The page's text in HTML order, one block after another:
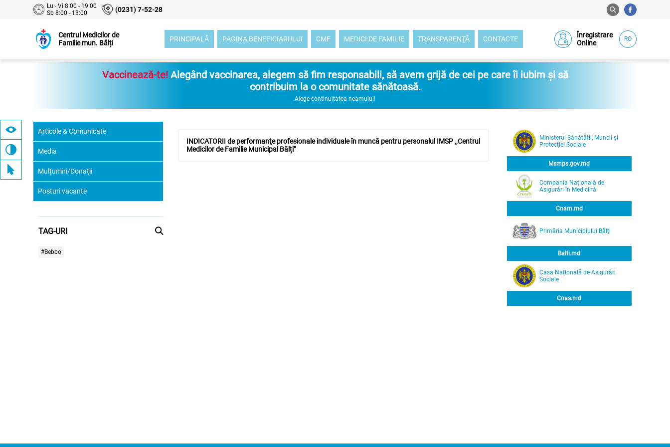
Lu - Vi 8:00 - 19:00
Sb 8:00 - 13:00
(0231) 7-52-28
Centrul Medicilor de
Familie mun. Bălți
PRINCIPALĂ PAGINA BENEFICIARULUI CMF MEDICI DE FAMILIE TRANSPARENŢĂ CONTACTE
Înregistrare
Online
RO
Vaccinează-te! Alegând vaccinarea, alegem să fim responsabili, să avem grijă de cei pe care îi iubim și să
contribuim la o comunitate sănătoasă.
Alege continuitatea neamului!
Articole & Comunicate
Media
Mulțumiri/Donații
Posturi vacante
TAG-URI
#Bebbo
INDICATORII de performanţe profesionale individuale în muncă pentru personalul IMSP ,,Centrul
Medicilor de Familie Municipal Bălți”
Ministerul Sănătății, Muncii și
Protecţiei Sociale
Msmps.gov.md
Compania Naţională de
Asigurări în Medicină
Cnam.md
Primăria Municipiului Bălţi
Balti.md
Casa Națională de Asigurări
Sociale
Cnas.md